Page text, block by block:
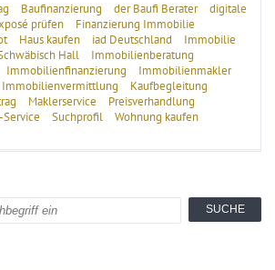
Baufinanzierung der Baufi Berater
digitale
prüfen
Finanzierung Immobilie
Haus kaufen iad Deutschland
Immobilie
Hall
Immobilienberatung
Immobilienfinanzierung
Immobilienmakler
Immobilienvermittlung
Kaufbegleitung
Maklerservice
Preisverhandlung
Suchprofil
Wohnung kaufen